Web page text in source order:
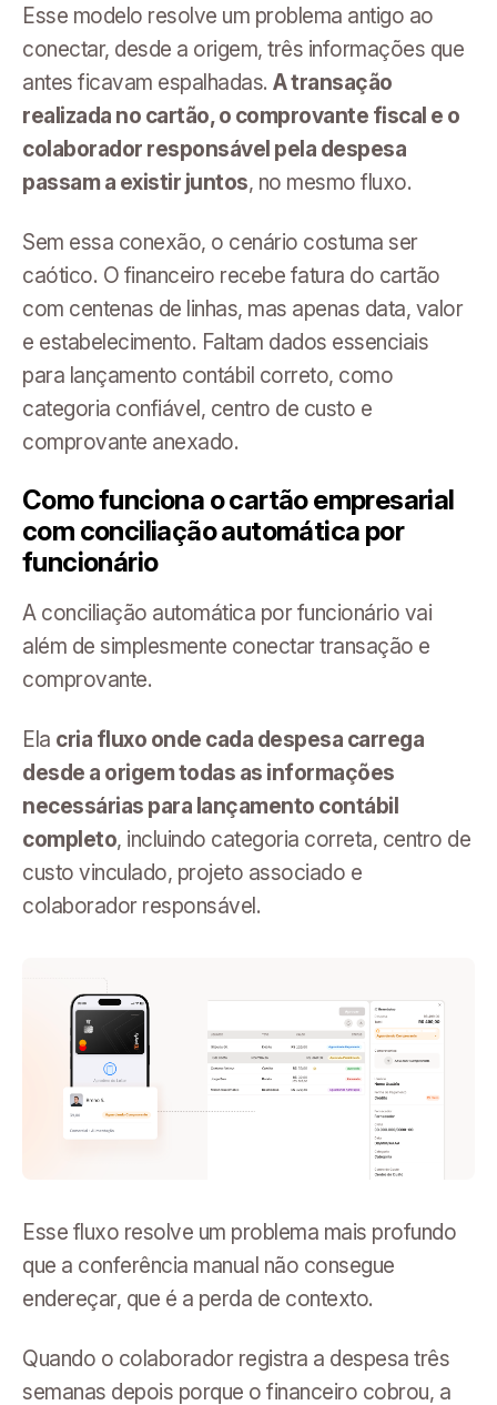
Esse modelo resolve um problema antigo ao
conectar, desde a origem, três informações que
antes ficavam espalhadas. A transação
realizada no cartão, o comprovante fiscal e o
colaborador responsável pela despesa
passam a existir juntos, no mesmo fluxo.
Sem essa conexão, o cenário costuma ser
caótico. O financeiro recebe fatura do cartão
com centenas de linhas, mas apenas data, valor
e estabelecimento. Faltam dados essenciais
para lançamento contábil correto, como
categoria confiável, centro de custo e
comprovante anexado.
Como funciona o cartão empresarial
com conciliação automática por
funcionário
A conciliação automática por funcionário vai
além de simplesmente conectar transação e
comprovante.
Ela cria fluxo onde cada despesa carrega
desde a origem todas as informações
necessárias para lançamento contábil
completo, incluindo categoria correta, centro de
custo vinculado, projeto associado e
colaborador responsável.
Esse fluxo resolve um problema mais profundo
que a conferência manual não consegue
endereçar, que é a perda de contexto.
Quando o colaborador registra a despesa três
semanas depois porque o financeiro cobrou, a